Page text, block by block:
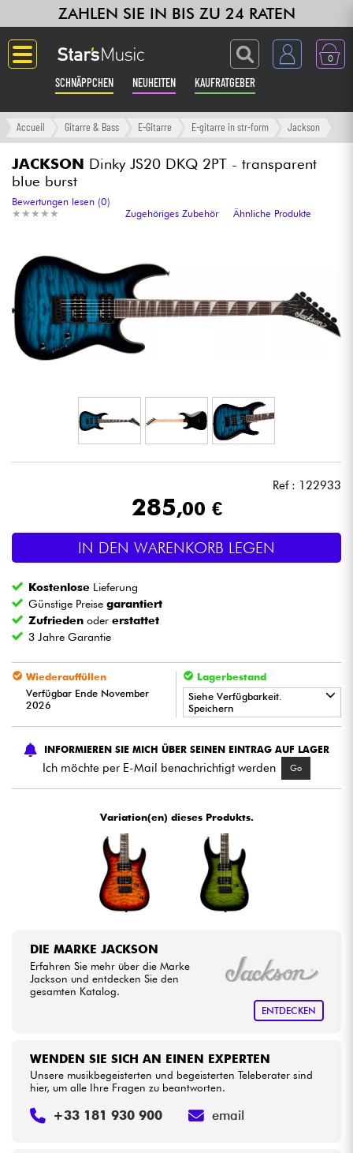
ZAHLEN SIE IN BIS ZU 24 RATEN
0
SCHNÄPPCHEN NEUHEITEN KAUFRATGEBER
Langue
Gitarre & Bass
Verstärker & Effekte
Synths & samplers
Studio
Mikros
Licht
Blasinstrumente
Violinen & Quartett
Kabel & Zubehöre
HiFi
Sehen Sie sich unsere Marken an
Accueil Gitarre & Bass E-Gitarre E-gitarre in str-form Jackson
JACKSON Dinky JS20 DKQ 2PT - transparent
blue burst
★ ★ ★ ★ ★
★ ★ ★ ★ ★
Bewertungen lesen (0)
Zugehöriges Zubehör
Ähnliche Produkte
Ref : 122933
285,00 €
IN DEN WARENKORB LEGEN
Kostenlose Lieferung
Günstige Preisegarantiert
Zufrieden odererstattet
3 Jahre Garantie
Wiederauffüllen
Verfügbar Ende November
2026
Lagerbestand
Siehe Verfügbarkeit.
Speichern
•
INFORMIEREN SIE MICH ÜBER SEINEN EINTRAG AUF LAGER
Ich möchte per E-Mail benachrichtigt werden Go
Variation(en) dieses Produkts.
DIE MARKE JACKSON
Erfahren Sie mehr über die Marke
Jackson und entdecken Sie den
gesamten Katalog.
ENTDECKEN
WENDEN SIE SICH AN EINEN EXPERTEN
Unsere musikbegeisterten und begeisterten Teleberater sind
hier, um alle Ihre Fragen zu beantworten.
+33 181 930 900 email